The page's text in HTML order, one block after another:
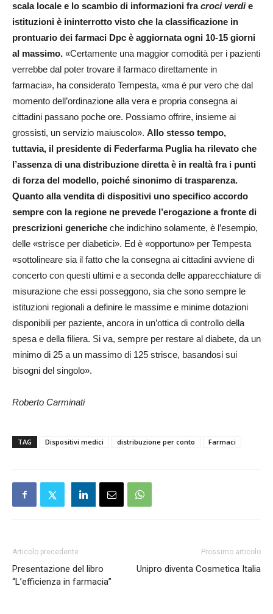
scala locale e lo scambio di informazioni fracroci verdie
istituzioni è ininterrotto visto che la classificazione in
prontuario dei farmaci Dpc è aggiornata ogni 10-15 giorni
al massimo. «Certamente una maggior comodità per i pazienti
verrebbe dal poter trovare il farmaco direttamente in
farmacia», ha considerato Tempesta, «ma è pur vero che dal
momento dell’ordinazione alla vera e propria consegna ai
cittadini passano poche ore. Possiamo offrire, insieme ai
grossisti, un servizio maiuscolo». Allo stesso tempo,
tuttavia, il presidente di Federfarma Puglia ha rilevato che
l’assenza di una distribuzione diretta è in realtà fra i punti
di forza del modello, poiché sinonimo di trasparenza.
Quanto alla vendita di dispositivi uno specifico accordo
sempre con la regione ne prevede l’erogazione a fronte di
prescrizioni generiche che indichino solamente, è l’esempio,
delle «strisce per diabetici». Ed è «opportuno» per Tempesta
«sottolineare sia il fatto che la consegna ai cittadini avviene di
concerto con questi ultimi e a seconda delle apparecchiature di
misurazione che essi posseggono, sia che sono sempre le
istituzioni regionali a definire le massime e minime dotazioni
disponibili per paziente, ancora in un’ottica di controllo della
spesa e della filiera. Si va, sempre per restare al diabete, da un
minimo di 25 a un massimo di 125 strisce, basandosi sui
bisogni del singolo».
Roberto Carminati
TAG Dispositivi medici distribuzione per conto Farmaci
Articolo precedente
Presentazione del libro
“L’efficienza in farmacia”
Prossimo articolo
Unipro diventa Cosmetica Italia